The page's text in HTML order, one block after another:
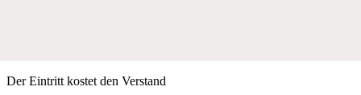
Der Eintritt kostet den Verstand